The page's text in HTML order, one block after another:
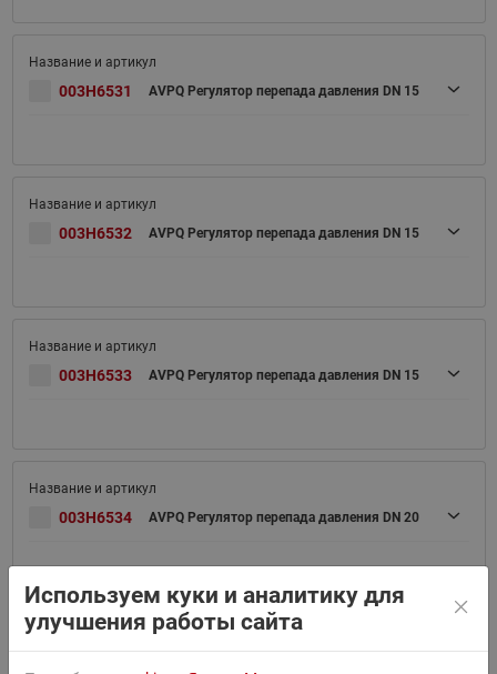
003H6531 AVPQ Регулятор перепада давления DN 15
003H6532 AVPQ Регулятор перепада давления DN 15
003H6533 AVPQ Регулятор перепада давления DN 15
003H6534 AVPQ Регулятор перепада давления DN 20
Используем куки и аналитику для
улучшения работы сайта